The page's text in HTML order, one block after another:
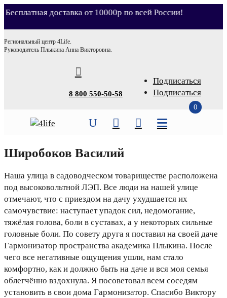
доставка от 10000р по всей России!
Региональный центр 4Life.
Руководитель Плыкина Анна Викторовна.
Подписаться
Подписаться

8 800 550-50-58
U  
0

Магазин
О компании
Сертификаты
Видео
Условия доставки
Контакты
Широбоков Василий
Наша улица в садоводческом товариществе расположена
под высоковольтной ЛЭП. Все люди на нашей улице
отмечают, что с приездом на дачу ухудшается их
самочувствие: наступает упадок сил, недомогание,
тяжёлая голова, боли в суставах, а у некоторых сильные
головные боли. По совету друга я поставил на своей даче
Гармонизатор пространства академика Плыкина. После
чего все негативные ощущения ушли, нам стало
комфортно, как и должно быть на даче и вся моя семья
облегчённо вздохнула. Я посоветовал всем соседям
установить в свои дома Гармонизатор. Спасибо Виктору